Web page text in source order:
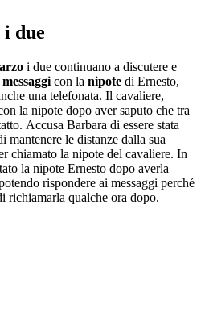
i due
i due continuano a discutere e
messaggi con la nipote di Ernesto,
una telefonata. Il cavaliere,
la nipote dopo aver saputo che tra
Accusa Barbara di essere stata
mantenere le distanze dalla sua
chiamato la nipote del cavaliere. In
la nipote Ernesto dopo averla
rispondere ai messaggi perché
richiamarla qualche ora dopo.